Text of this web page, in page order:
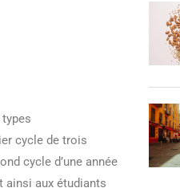
cycle de trois
cycle d’une année
ainsi aux étudiants